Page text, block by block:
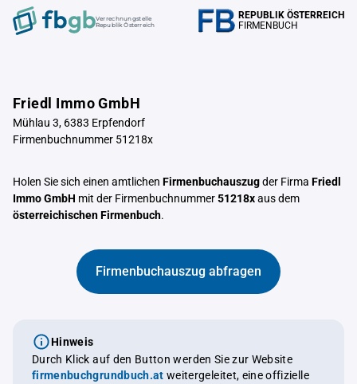
Verrechnungstelle
Republik Österreich
REPUBLIK ÖSTERREICH
FIRMENBUCH
Friedl Immo GmbH
Mühlau 3, 6383 Erpfendorf
Firmenbuchnummer 51218x
Holen Sie sich einen amtlichen Firmenbuchauszugder Firma Friedl
Immo GmbH mit der Firmenbuchnummer51218xaus dem
österreichischen Firmenbuch.
Firmenbuchauszug abfragen
Hinweis
Durch Klick auf den Button werden Sie zur Website
firmenbuchgrundbuch.at weitergeleitet, eine offizielle